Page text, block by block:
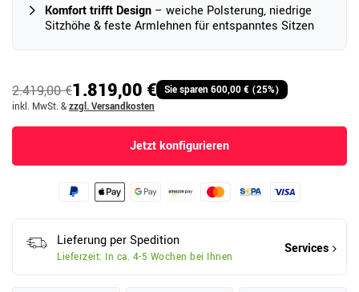
Komfort trifft Design – weiche Polsterung, niedrige
Sitzhöhe & feste Armlehnen für entspanntes Sitzen
2.419,00 €1.819,00 € Sie sparen 600,00 € (25%)
inkl. MwSt. &zzgl. Versandkosten
Jetzt konfigurieren
Lieferung per Spedition
Lieferzeit: In ca. 4-5 Wochen bei Ihnen
Services